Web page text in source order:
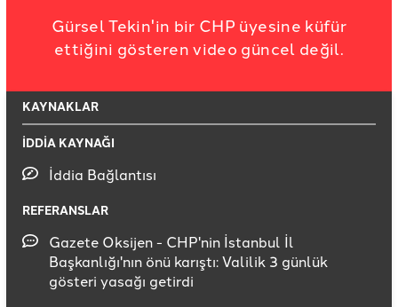
Gürsel Tekin'in bir CHP üyesine küfür
ettiğini gösteren video güncel değil.
KAYNAKLAR
İDDİA KAYNAĞI
İddia Bağlantısı
REFERANSLAR
Gazete Oksijen - CHP'nin İstanbul İl
Başkanlığı'nın önü karıştı: Valilik 3 günlük
gösteri yasağı getirdi